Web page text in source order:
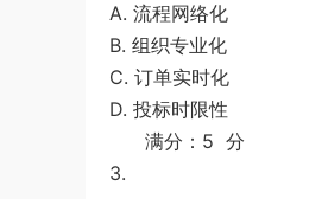
A. 流程网络化
B. 组织专业化
C. 订单实时化
D. 投标时限性
满分：5 分
3.